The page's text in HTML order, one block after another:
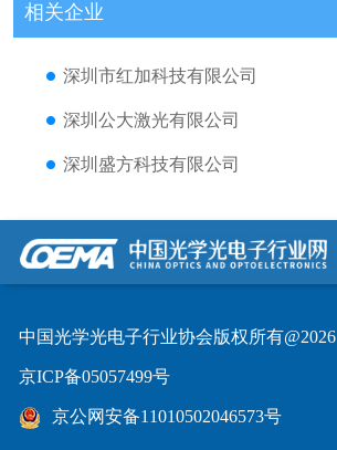
相关企业
深圳市红加科技有限公司
深圳公大激光有限公司
深圳盛方科技有限公司
中国光学光电子行业协会版权所有@2026
京ICP备05057499号
京公网安备11010502046573号